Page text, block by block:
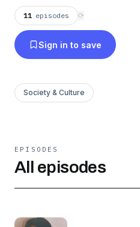
11 episodes ⟳
Sign in to save
Society & Culture
EPISODES
All episodes